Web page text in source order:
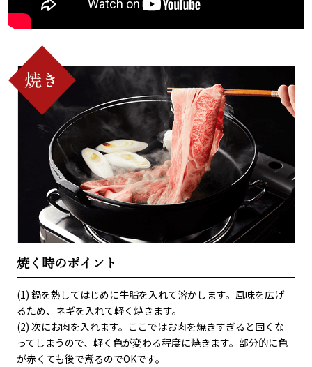
焼く時のポイント
(1) 鍋を熱してはじめに牛脂を入れて溶かします。風味を広げ
るため、ネギを入れて軽く焼きます。
(2) 次にお肉を入れます。ここではお肉を焼きすぎると固くな
ってしまうので、軽く色が変わる程度に焼きます。部分的に色
が赤くても後で煮るのでOKです。